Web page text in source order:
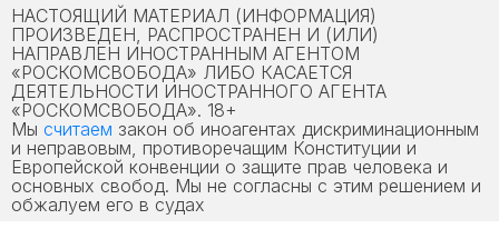
НАСТОЯЩИЙ МАТЕРИАЛ (ИНФОРМАЦИЯ)
ПРОИЗВЕДЕН, РАСПРОСТРАНЕН И (ИЛИ)
НАПРАВЛЕН ИНОСТРАННЫМ АГЕНТОМ
«РОСКОМСВОБОДА» ЛИБО КАСАЕТСЯ
ДЕЯТЕЛЬНОСТИ ИНОСТРАННОГО АГЕНТА
«РОСКОМСВОБОДА». 18+
Мы считаем закон об иноагентах дискриминационным
и неправовым, противоречащим Конституции и
Европейской конвенции о защите прав человека и
основных свобод. Мы не согласны с этим решением и
обжалуем его в судах